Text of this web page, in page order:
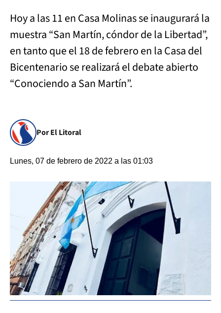
Hoy a las 11 en Casa Molinas se inaugurará la
muestra “San Martín, cóndor de la Libertad”,
en tanto que el 18 de febrero en la Casa del
Bicentenario se realizará el debate abierto
“Conociendo a San Martín”.
Por El Litoral
Lunes, 07 de febrero de 2022 a las 01:03